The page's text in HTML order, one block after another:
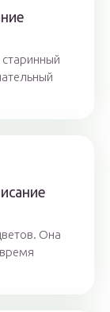
Она